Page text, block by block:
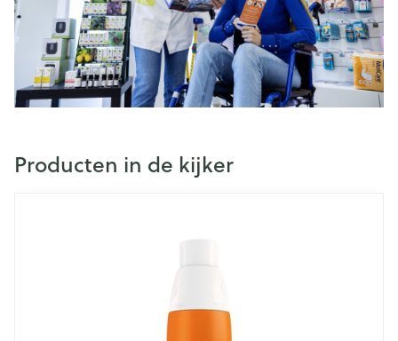
Producten in de kijker